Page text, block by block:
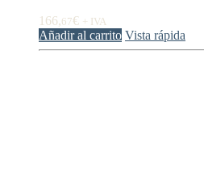
166,67€ + IVA
Añadir al carrito Vista rápida